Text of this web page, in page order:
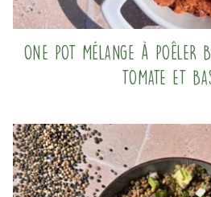
One pot mélange à poêler
tomate et